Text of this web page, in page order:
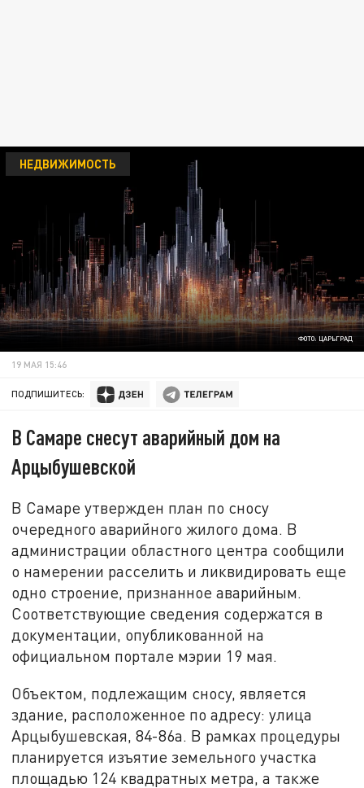
ФОТО: ЦАРЬГРАД
НЕДВИЖИМОСТЬ
19 МАЯ 15:46
ПОДПИШИТЕСЬ:
В Самаре снесут аварийный дом на
Арцыбушевской
В Самаре утвержден план по сносу
очередного аварийного жилого дома. В
администрации областного центра сообщили
о намерении расселить и ликвидировать еще
одно строение, признанное аварийным.
Соответствующие сведения содержатся в
документации, опубликованной на
официальном портале мэрии 19 мая.
Объектом, подлежащим сносу, является
здание, расположенное по адресу: улица
Арцыбушевская, 84-86а. В рамках процедуры
планируется изъятие земельного участка
площадью 124 квадратных метра, а также